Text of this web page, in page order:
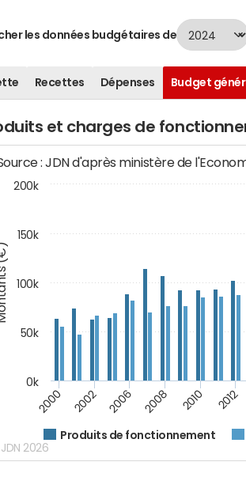
les données budgétaires de
Recettes Dépenses Budget
et charges de
(€)
: JDN d'après ministère de
Produits de fonctionnement
2000 2002 2006 2008 2010 2012
0k
50k
100k
150k
200k
2026